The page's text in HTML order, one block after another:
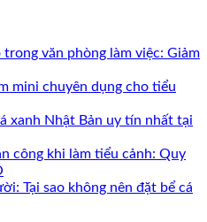
văn phòng làm việc: Giảm
mini chuyên dụng cho tiểu
xanh Nhật Bản uy tín nhất tại
công khi làm tiểu cảnh: Quy
Tại sao không nên đặt bể cá